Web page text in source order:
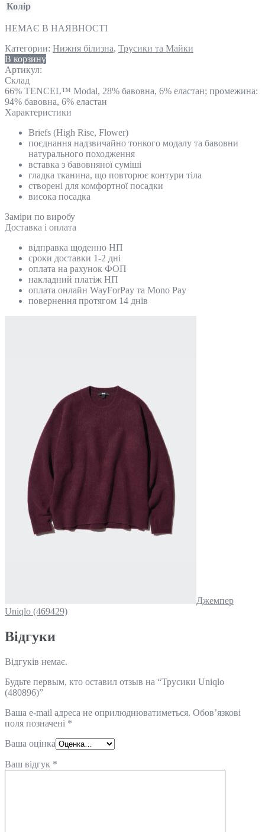
Колір
НЕМАЄ В НАЯВНОСТІ
Категории: Нижня білизна, Трусики та Майки
В корзину
Артикул:
Склад
66% TENCEL™ Modal, 28% бавовна, 6% еластан; промежина:
94% бавовна, 6% еластан
Характеристики
Briefs (High Rise, Flower)
поєднання надзвичайно тонкого модалу та бавовни
натурального походження
вставка з бавовняної суміші
гладка тканина, що повторює контури тіла
створені для комфортної посадки
висока посадка
Замiри по виробу
Доставка і оплата
відправка щоденно НП
сроки доставки 1-2 дні
оплата на рахунок ФОП
накладний платіж НП
оплата онлайн WayForPay та Mono Pay
повернення протягом 14 днів
Джемпер
Uniqlo (469429)
Відгуки
Відгуків немає.
Будьте первым, кто оставил отзыв на “Трусики Uniqlo
(480896)”
Ваша e-mail адреса не оприлюднюватиметься. Обов’язкові
поля позначені *
Ваша оцінка
Ваш відгук *